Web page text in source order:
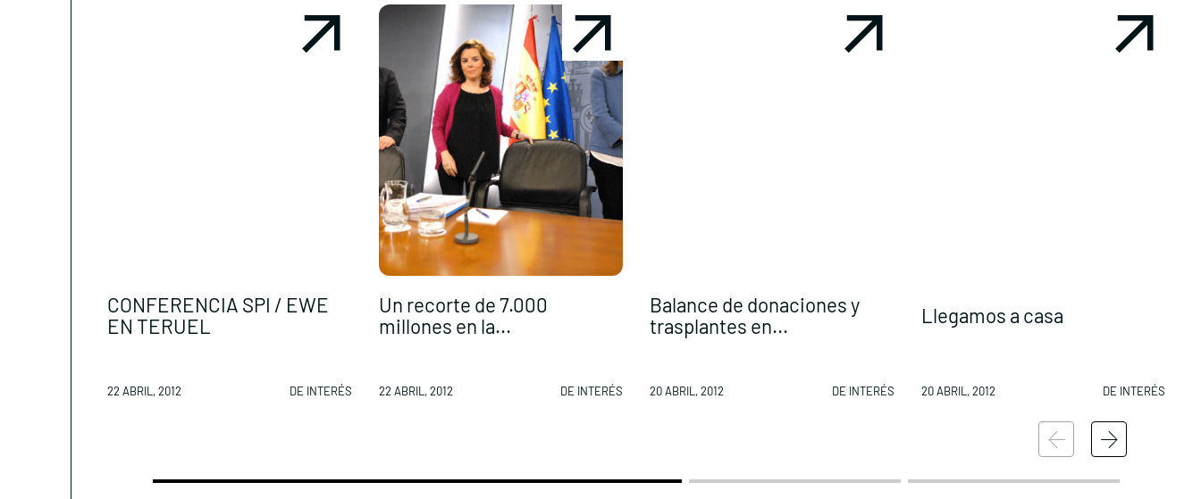
CONFERENCIA SPI / EWE
EN TERUEL
22 ABRIL, 2012 DE INTERÉS
Un recorte de 7.000
millones en la...
22 ABRIL, 2012 DE INTERÉS
Balance de donaciones y
trasplantes en...
20 ABRIL, 2012 DE INTERÉS
Llegamos a casa
20 ABRIL, 2012 DE INTERÉS